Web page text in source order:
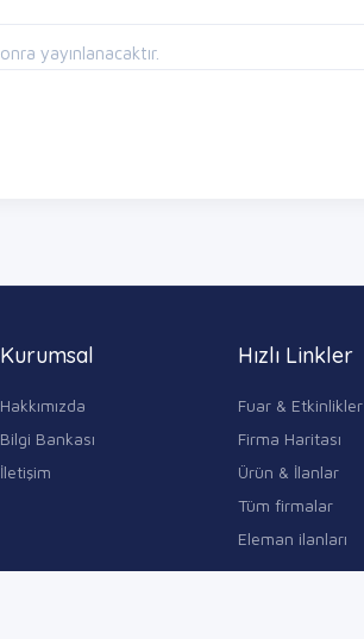
Kurumsal
Hakkımızda
Bilgi Bankası
İletişim
Hızlı Linkler
Fuar & Etkinlikler
Firma Haritası
Ürün & İlanlar
Tüm firmalar
Eleman ilanları